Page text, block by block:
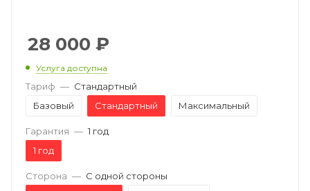
28 000 ₽
Услуга доступна
Тариф — Стандартный
Базовый
Стандартный Максимальный
Гарантия — 1 год
1 год
Сторона — С одной стороны